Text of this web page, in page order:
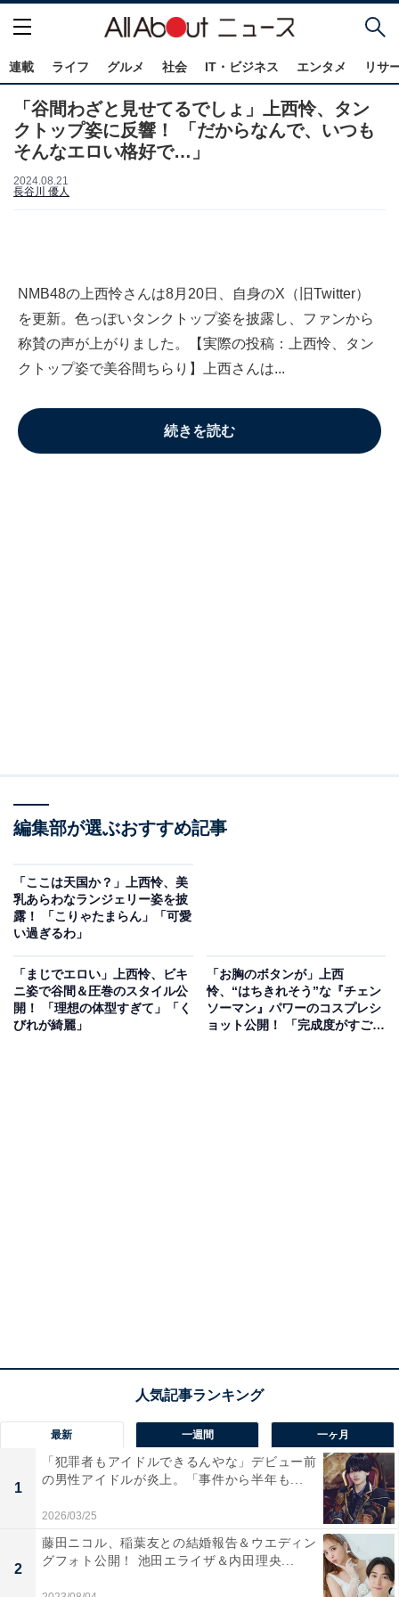
連載 ライフ グルメ 社会 IT・ビジネス エンタメ リサ
「谷間わざと見せてるでしょ」上西怜、タン
クトップ姿に反響！ 「だからなんで、いつも
そんなエロい格好で…」
2024.08.21
長谷川 優人
NMB48の上西怜さんは8月20日、自身のX（旧Twitter）
を更新。色っぽいタンクトップ姿を披露し、ファンから
称賛の声が上がりました。【実際の投稿：上西怜、タン
クトップ姿で美谷間ちらり】上西さんは...
続きを読む
編集部が選ぶおすすめ記事
「ここは天国か？」上西怜、美
乳あらわなランジェリー姿を披
露！ 「こりゃたまらん」「可愛
い過ぎるわ」
「まじでエロい」上西怜、ビキ
ニ姿で谷間＆圧巻のスタイル公
開！ 「理想の体型すぎて」「く
びれが綺麗」
「お胸のボタンが」上西
怜、“はちきれそう”な『チェン
ソーマン』パワーのコスプレシ
ョット公開！ 「完成度がすご
最新 一週間 一ヶ月
1
「犯罪者もアイドルできるんやな」デビュー前
の男性アイドルが炎上。「事件から半年も...
2026/03/25
2
藤田ニコル、稲葉友との結婚報告＆ウエディン
グフォト公開！ 池田エライザ＆内田理央...